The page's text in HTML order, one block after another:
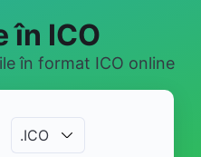
în ICO
în format ICO online
.ICO